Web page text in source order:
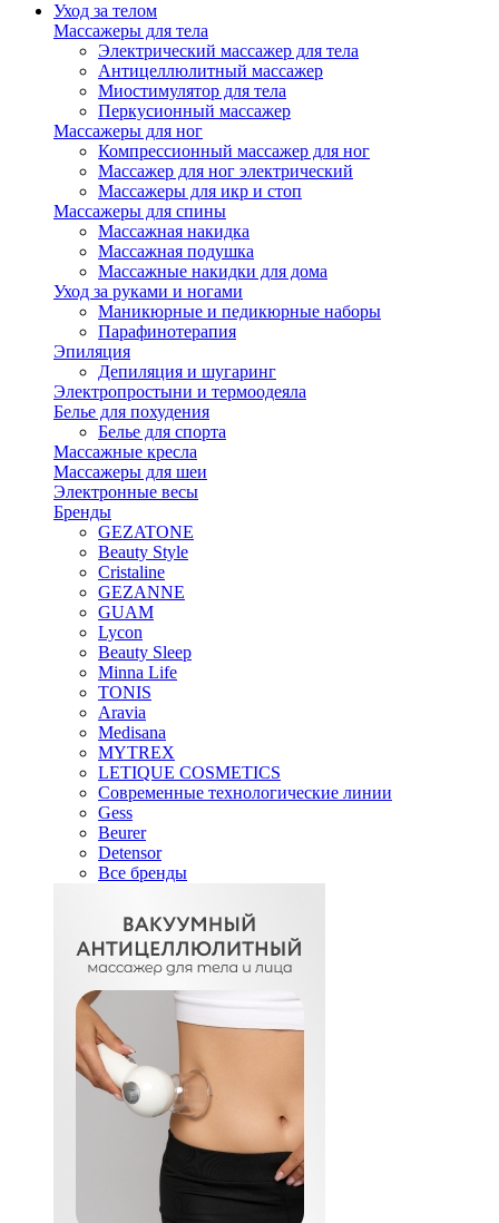
Уход за телом
Массажеры для тела
Электрический массажер для тела
Антицеллюлитный массажер
Миостимулятор для тела
Перкусионный массажер
Массажеры для ног
Компрессионный массажер для ног
Массажер для ног электрический
Массажеры для икр и стоп
Массажеры для спины
Массажная накидка
Массажная подушка
Массажные накидки для дома
Уход за руками и ногами
Маникюрные и педикюрные наборы
Парафинотерапия
Эпиляция
Депиляция и шугаринг
Электропростыни и термоодеяла
Белье для похудения
Белье для спорта
Массажные кресла
Массажеры для шеи
Электронные весы
Бренды
GEZATONE
Beauty Style
Cristaline
GEZANNE
GUAM
Lycon
Beauty Sleep
Minna Life
TONIS
Aravia
Medisana
MYTREX
LETIQUE COSMETICS
Современные технологические линии
Gess
Beurer
Detensor
Все бренды